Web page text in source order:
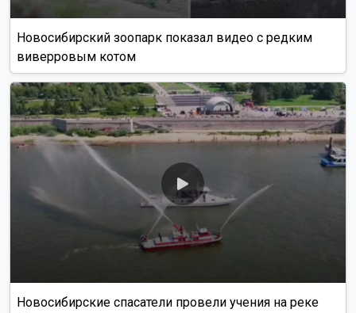
Новосибирский зоопарк показал видео с редким
виверровым котом
Новосибирские спасатели провели учения на реке